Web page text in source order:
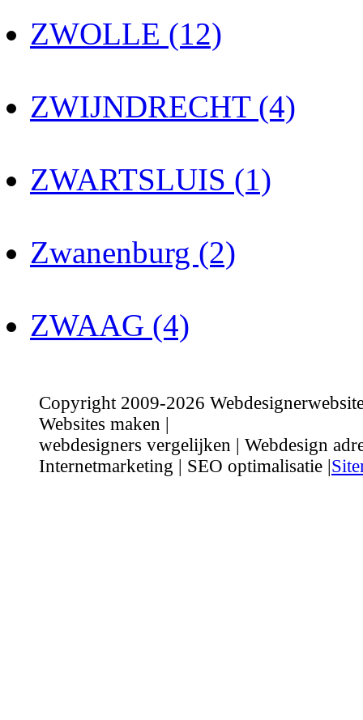
ZWOLLE (12)
ZWIJNDRECHT (4)
ZWARTSLUIS (1)
Zwanenburg (2)
ZWAAG (4)
Copyright 2009-2026
Websites maken |
webdesigners vergelijken | Webdesign
Internetmarketing | SEO optimalisatie |